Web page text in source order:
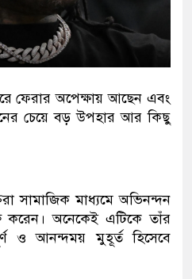
ফেরার অপেক্ষায় আছেন এবং
চেয়ে বড় উপহার আর কিছু
সামাজিক মাধ্যমে অভিনন্দন
অনেকেই এটিকে তাঁর
ও আনন্দময় মুহূর্ত হিসেবে